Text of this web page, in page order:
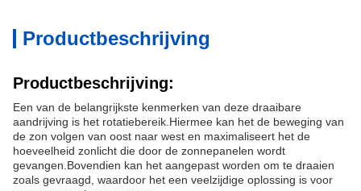
Productbeschrijving
Productbeschrijving:
Een van de belangrijkste kenmerken van deze draaibare
aandrijving is het rotatiebereik.Hiermee kan het de beweging van
de zon volgen van oost naar west en maximaliseert het de
hoeveelheid zonlicht die door de zonnepanelen wordt
gevangen.Bovendien kan het aangepast worden om te draaien
zoals gevraagd, waardoor het een veelzijdige oplossing is voor